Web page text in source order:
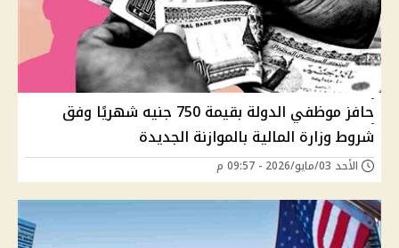
حافز موظفي الدولة بقيمة 750 جنيه شهريًا وفق
شروط وزارة المالية بالموازنة الجديدة
الأحد 03/مايو/2026 - 09:57 م